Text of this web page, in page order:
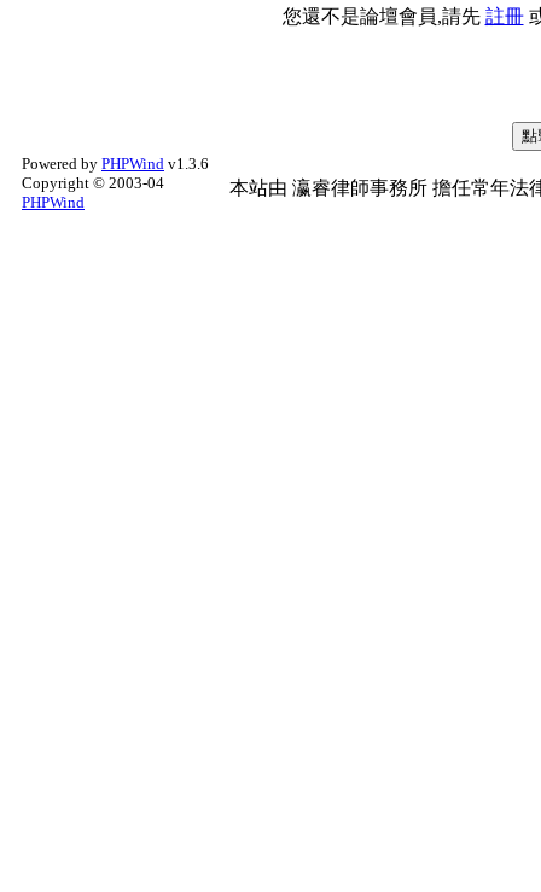
您還不是論壇會員,請先 註冊
Powered by PHPWind v1.3.6
Copyright © 2003-04
PHPWind
本站由 瀛睿律師事務所 擔任常年法